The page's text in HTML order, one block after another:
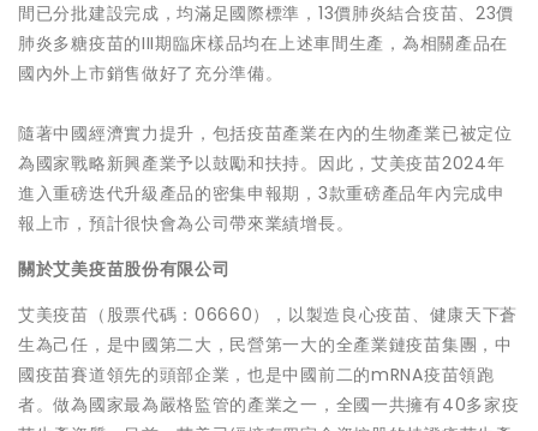
間已分批建設完成，均滿足國際標準，13價肺炎結合疫苗、23價
肺炎多糖疫苗的III期臨床樣品均在上述車間生產，為相關產品在
國內外上市銷售做好了充分準備。
隨著中國經濟實力提升，包括疫苗產業在內的生物產業已被定位
為國家戰略新興產業予以鼓勵和扶持。因此，艾美疫苗2024年
進入重磅迭代升級產品的密集申報期，3款重磅產品年內完成申
報上市，預計很快會為公司帶來業績增長。
關於艾美疫苗股份有限公司
艾美疫苗（股票代碼：06660），以製造良心疫苗、健康天下蒼
生為己任，是中國第二大，民營第一大的全產業鏈疫苗集團，中
國疫苗賽道領先的頭部企業，也是中國前二的mRNA疫苗領跑
者。做為國家最為嚴格監管的產業之一，全國一共擁有40多家疫